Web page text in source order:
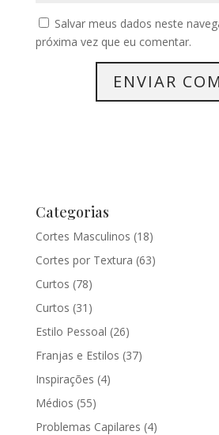
Salvar meus dados neste
próxima vez que eu comentar.
Categorias
Cortes Masculinos (18)
Cortes por Textura (63)
Curtos (78)
Curtos (31)
Estilo Pessoal (26)
Franjas e Estilos (37)
Inspirações (4)
Médios (55)
Problemas Capilares (4)